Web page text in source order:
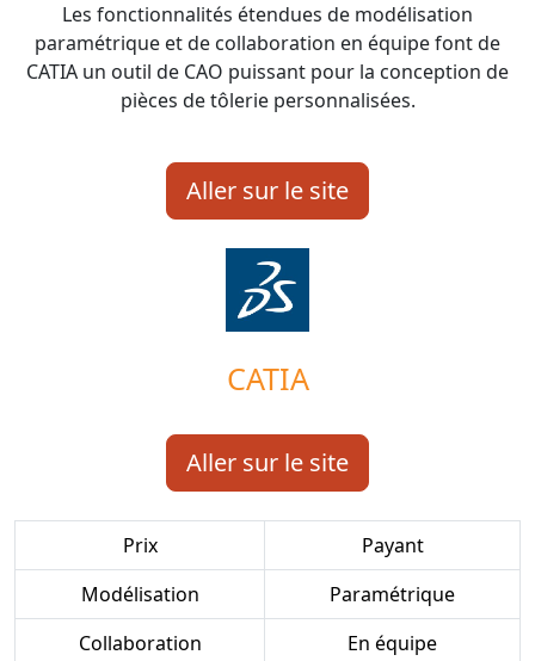
Les fonctionnalités étendues de modélisation
paramétrique et de collaboration en équipe font de
CATIA un outil de CAO puissant pour la conception de
pièces de tôlerie personnalisées.
Aller sur le site
CATIA
Aller sur le site
Prix
Payant
Modélisation
Paramétrique
Collaboration
En équipe